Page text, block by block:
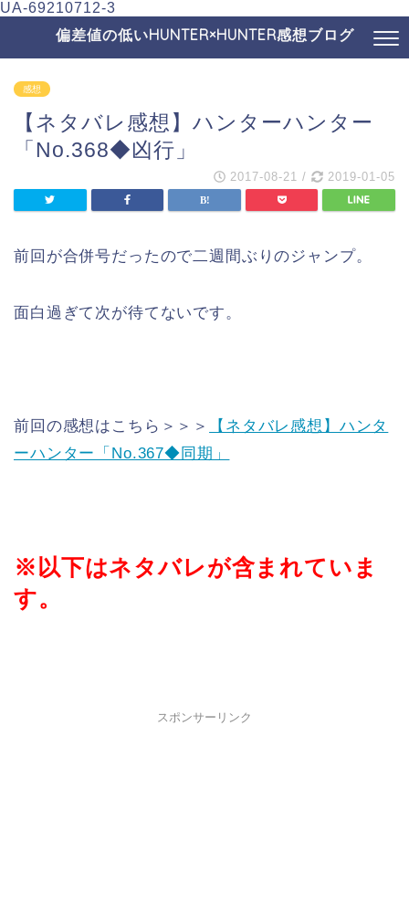
UA-69210712-3
偏差値の低いHUNTER×HUNTER感想ブログ
感想
【ネタバレ感想】ハンターハンター
「No.368◆凶行」
2017-08-21 / 2019-01-05
前回が合併号だったので二週間ぶりのジャンプ。
面白過ぎて次が待てないです。
前回の感想はこちら＞＞＞
【ネタバレ感想】ハンタ
ーハンター「No.367◆同期」
※以下はネタバレが含まれていま
す。
スポンサーリンク